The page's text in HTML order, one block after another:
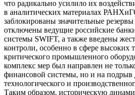
что радикально усилило их
в аналитических материалах
заблокированы значительные
отключены ведущие российские
системы SWIFT, а также введены
контроли, особенно в сфере высоких
критического промышленного
комплекс мер был направлен не
финансовой системы, но и на подрыв
технологического и
Таким образом, историческую